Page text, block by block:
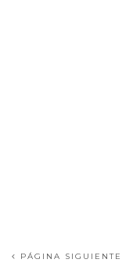
PÁGINA SIGUIENTE